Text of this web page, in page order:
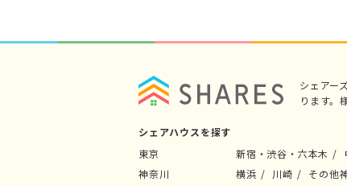
シェアー
ります。
シェアハウスを探す
東京
新宿・渋谷・六本木
神奈川
横浜 川崎
その他